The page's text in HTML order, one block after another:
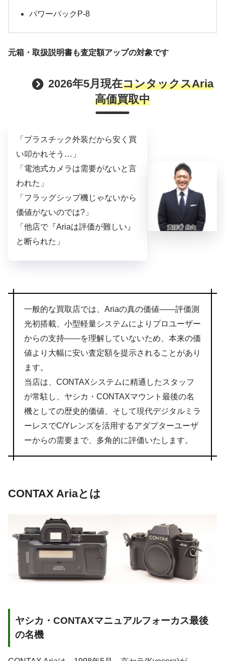
パワーパックP-8
元箱・取扱説明書も査定額アップの対象です
2026年5月現在コンタックスAria
高価買取中
「プラスチック外装だから安く買
い叩かれそう…」
「電池式カメラは需要がないと言
われた」
「フラッグシップ機じゃないから
価値がないのでは?」
「他店で『Ariaは評価が難しい』
と断られた」
一般的な買取店では、Ariaの真の価値——評価測
光初搭載、小型軽量システムによりプロユーザー
からの支持——を理解していないため、本来の価
値より大幅に安い査定額を提示されることがあり
ます。
当店は、CONTAXシステムに精通したスタッフ
が常駐し、ヤシカ・CONTAXマウント最後の名
機としての歴史的価値、そして現代デジタルミラ
ーレスでC/Yレンズを活用するアダプターユーザ
ーからの需要まで、多角的に評価いたします。
CONTAX Ariaとは
ヤシカ・CONTAXマニュアルフォーカス最後
の名機